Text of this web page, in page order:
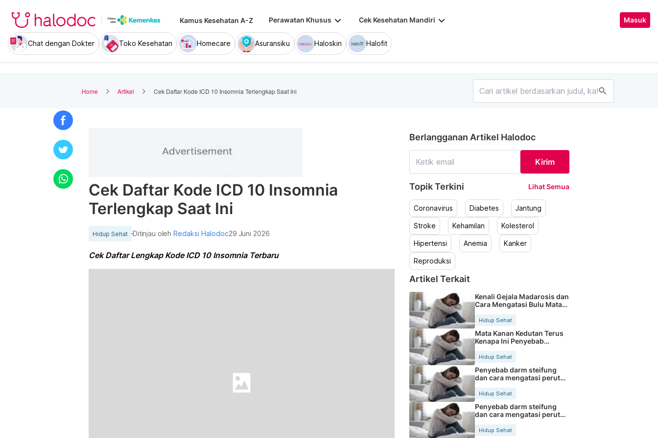
Kamus Kesehatan A-Z Perawatan Khusus keyboard_arrow_down Cek Kesehatan Mandiri keyboard_arrow_down Masuk
Chat dengan Dokter Toko Kesehatan Homecare Asuransiku Haloskin Halofit
Home Artikel Cek Daftar Kode ICD 10 Insomnia Terlengkap Saat Ini search
Cek Daftar Kode ICD 10 Insomnia
Terlengkap Saat Ini
Hidup Sehat Ditinjau olehRedaksi Halodoc29 Juni 2026
Cek Daftar Lengkap Kode ICD 10 Insomnia Terbaru
Berlangganan Artikel Halodoc
Kirim
Topik Terkini Lihat Semua
Coronavirus Diabetes Jantung
Stroke Kehamilan Kolesterol
Hipertensi Anemia Kanker
Reproduksi
Artikel Terkait
Kenali Gejala Madarosis dan
Cara Mengatasi Bulu Mata
Hidup Sehat
Mata Kanan Kedutan Terus
Kenapa Ini Penyebab
Hidup Sehat
Penyebab darm steifung
dan cara mengatasi perut
Hidup Sehat
Penyebab darm steifung
dan cara mengatasi perut
Hidup Sehat